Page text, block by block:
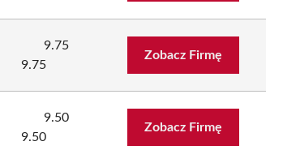
9.75
9.75
Zobacz Firmę
9.50
9.50
Zobacz Firmę